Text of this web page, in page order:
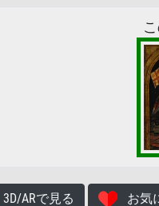
3D/ARで見る お気